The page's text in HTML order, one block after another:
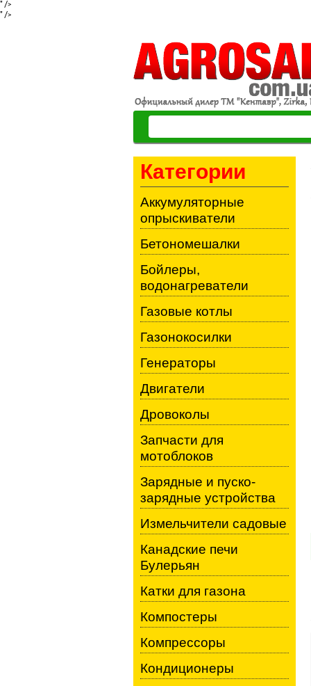
" />
" />
Категории
Аккумуляторные
опрыскиватели
Бетономешалки
Бойлеры,
водонагреватели
Газовые котлы
Газонокосилки
Генераторы
Двигатели
Дровоколы
Запчасти для
мотоблоков
Зарядные и пуско-
зарядные устройства
Измельчители садовые
Канадские печи
Булерьян
Катки для газона
Компостеры
Компрессоры
Кондиционеры